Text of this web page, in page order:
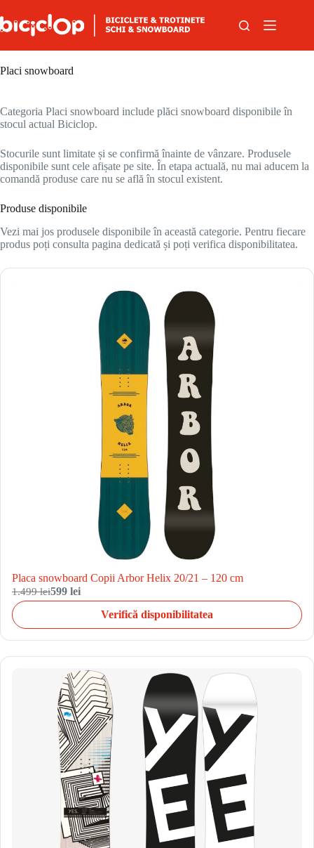
Placi snowboard
Categoria Placi snowboard include plăci snowboard disponibile în
stocul actual Biciclop.
Stocurile sunt limitate și se confirmă înainte de vânzare. Produsele
disponibile sunt cele afișate pe site. În etapa actuală, nu mai aducem la
comandă produse care nu se află în stocul existent.
Produse disponibile
Vezi mai jos produsele disponibile în această categorie. Pentru fiecare
produs poți consulta pagina dedicată și poți verifica disponibilitatea.
Placa snowboard Copii Arbor Helix 20/21 – 120 cm
1.499 lei599 lei
Verifică disponibilitatea